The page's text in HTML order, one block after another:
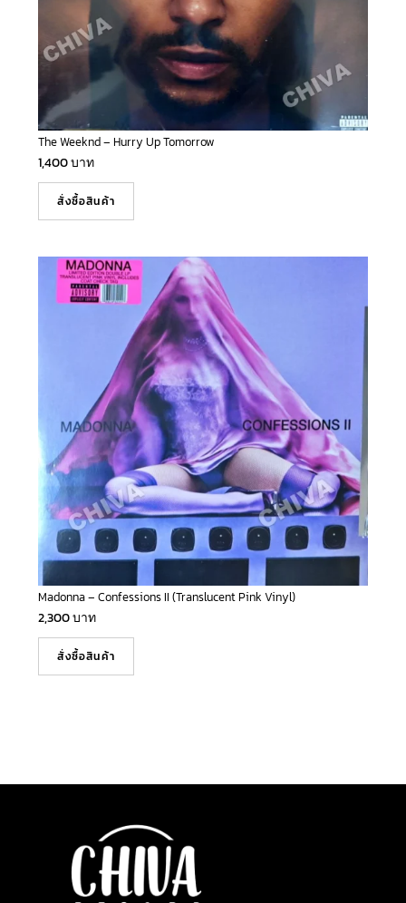
The Weeknd – Hurry Up Tomorrow
1,400บาท
สั่งซื้อสินค้า
Madonna – Confessions II (Translucent Pink Vinyl)
2,300บาท
สั่งซื้อสินค้า